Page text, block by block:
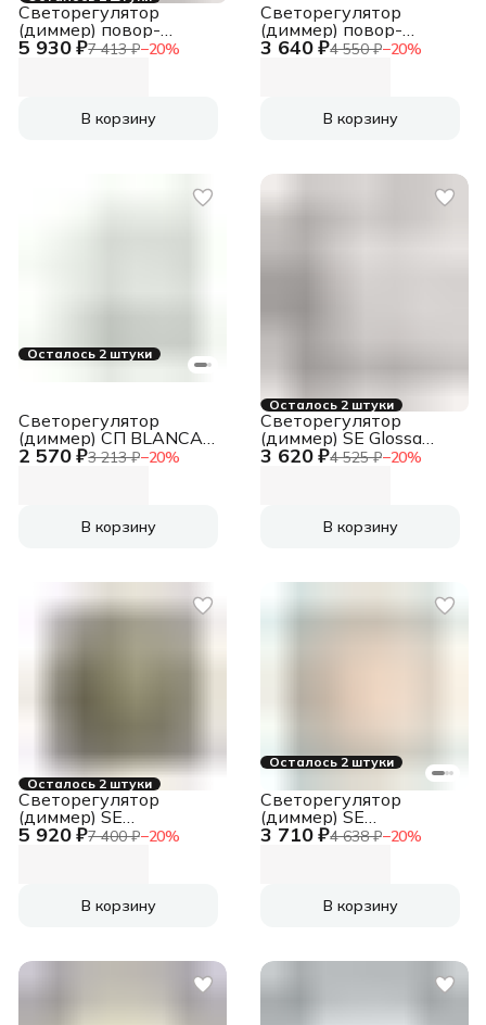
5 930 ₽7 413 ₽−20%
Светорегулятор
(диммер) повор-
нажим, SE Glossa
В корзину
3 640 ₽4 550 ₽−20%
Светорегулятор
(диммер) повор-
нажим, LED, RC, 400Вт,
В корзину
Осталось 2 штуки
2 570 ₽3 213 ₽−20%
Светорегулятор
(диммер) СП BLANCA
поворотно-нажимной
В корзину
Осталось 2 штуки
3 620 ₽4 525 ₽−20%
Светорегулятор
(диммер) SE Glossa
белый повор-нажим,
В корзину
Осталось 2 штуки
5 920 ₽7 400 ₽−20%
Светорегулятор
(диммер) SE
AtlasDesign Шампань
В корзину
Осталось 2 штуки
3 710 ₽4 638 ₽−20%
Светорегулятор
(диммер) SE
AtlasDesign Беж
В корзину